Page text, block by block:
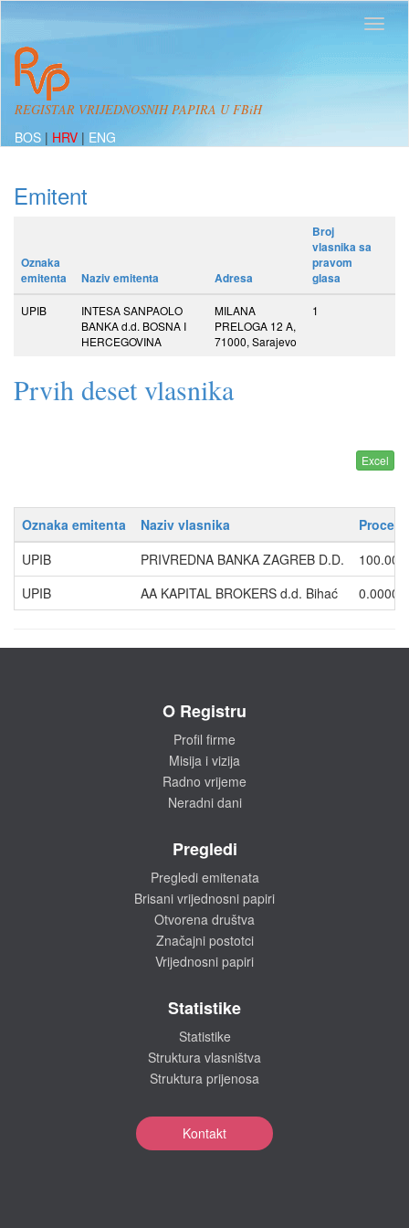
REGISTAR VRIJEDNOSNIH PAPIRA U FBiH
BOS | HRV | ENG
Emitent
Oznaka
emitenta
Naziv emitenta Adresa
Broj
vlasnika sa
pravom
glasa
UPIB
INTESA SANPAOLO
BANKA d.d. BOSNA I
HERCEGOVINA
MILANA
PRELOGA 12 A,
71000, Sarajevo
1
Prvih deset vlasnika
Oznaka emitenta Naziv vlasnika
UPIB
PRIVREDNA BANKA ZAGREB D.D.
UPIB
AA KAPITAL BROKERS d.d. Bihać 0.0000
O Registru
Profil firme
Misija i vizija
Radno vrijeme
Neradni dani
Pregledi
Pregledi emitenata
Brisani vrijednosni papiri
Otvorena društva
Značajni postotci
Vrijednosni papiri
Statistike
Statistike
Struktura vlasništva
Struktura prijenosa
Kontakt